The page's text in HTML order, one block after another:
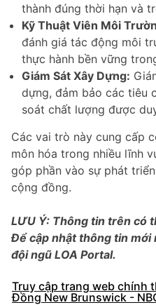
thành đúng thời hạn và
Kỹ Thuật Viên Môi
đánh giá tác động môi
thực hành bền vững
Giám Sát Xây Dựng:
dựng, đảm bảo các tiêu
soát chất lượng được
Các vai trò này cung cấp
môn hóa trong nhiều lĩnh
góp phần vào sự phát
cộng đồng.
LƯU Ý: Thông tin trên có
Để cập nhật thông tin mới
đội ngũ LOA Portal.
Truy cập trang web chính
Đồng New Brunswick -